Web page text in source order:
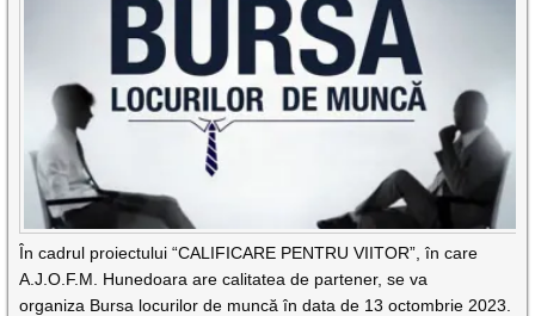
În cadrul proiectului “CALIFICARE PENTRU VIITOR”, în care
A.J.O.F.M. Hunedoara are calitatea de partener, se va
organiza Bursa locurilor de muncă în data de 13 octombrie 2023.